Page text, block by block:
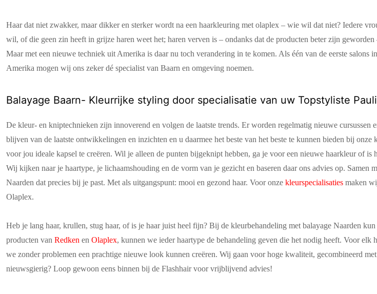
Haar dat niet zwakker, maar dikker en sterker wordt na een haarkleuring met olaplex – wie wil dat niet? Iedere
wil, of die geen zin heeft in grijze haren weet het; haren verven is – ondanks dat de producten beter zijn
Maar met een nieuwe techniek uit Amerika is daar nu toch verandering in te komen. Als één van de eerste salons
Amerika mogen wij ons zeker dé specialist van Baarn en omgeving noemen.
Balayage Baarn- Kleurrijke styling door specialisatie van uw Topstyliste
De kleur- en kniptechnieken zijn innoverend en volgen de laatste trends. Er worden regelmatig nieuwe cursussen
blijven van de laatste ontwikkelingen en inzichten en u daarmee het beste van het beste te kunnen bieden bij
voor jou ideale kapsel te creëren. Wil je alleen de punten bijgeknipt hebben, ga je voor een nieuwe haarkleur of is
Wij kijken naar je haartype, je lichaamshouding en de vorm van je gezicht en baseren daar ons advies op. Samen
Naarden dat precies bij je past. Met als uitgangspunt: mooi en gezond haar. Voor onze kleurspecialisaties maken
Olaplex.
Heb je lang haar, krullen, stug haar, of is je haar juist heel fijn? Bij de kleurbehandeling met balayage Naarden
producten van Redken en Olaplex, kunnen we ieder haartype de behandeling geven die het nodig heeft. Voor elk
we zonder problemen een prachtige nieuwe look kunnen creëren. Wij gaan voor hoge kwaliteit, gecombineerd
nieuwsgierig? Loop gewoon eens binnen bij de Flashhair voor vrijblijvend advies!